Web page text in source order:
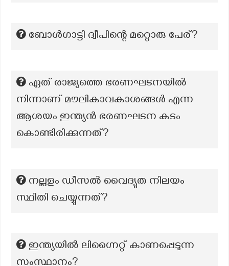
ബോൾഗാട്ടി ദ്വീപിന്റെ മറ്റൊരു പേര്?
ഏത് രാജ്യത്തെ ഭരണഘടനയിൽ
നിന്നാണ് മൗലികാവകാശങ്ങൾ എന്ന
ആശയം ഇന്ത്യൻ ഭരണഘടന കടം
കൊണ്ടിരിക്കുന്നത്?
നല്ലളം ഡീസല്‍ വൈദ്യുത നിലയം
സ്ഥിതി ചെയ്യുന്നത്?
ഇന്ത്യയിൽ ലിഗ്നൈറ്റ് കാണപ്പെടുന്ന